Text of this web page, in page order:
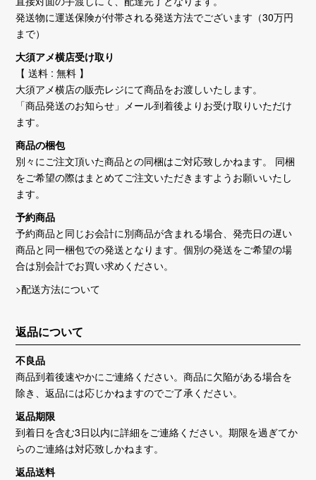
発送物に運送保険が付帯される発送方法でございます（30万円
まで）
大須アメ横店受け取り
【 送料 : 無料 】
大須アメ横店の販売レジにて商品をお渡しいたします。
「商品発送のお知らせ」メール到着後よりお受け取りいただけ
ます。
商品の梱包
別々にご注文頂いた商品との同梱はご対応致しかねます。 同梱
をご希望の際はまとめてご注文いただきますようお願いいたし
ます。
予約商品
予約商品と同じお会計に別商品が含まれる場合、発売日の遅い
商品と同一梱包での発送となります。個別の発送をご希望の場
合は別会計でお買い求めください。
>配送方法について
返品について
不良品
商品到着後速やかにご連絡ください。商品に欠陥がある場合を
除き、返品には応じかねますのでご了承ください。
返品期限
到着日を含む3日以内に詳細をご連絡ください。期限を過ぎてか
らのご連絡は対応致しかねます。
返品送料